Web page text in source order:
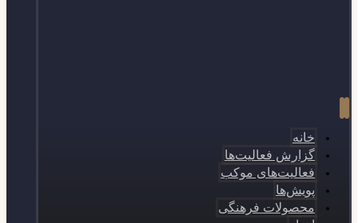
خانه
گزارش فعالیت‌ها
فعالیت‌های موکب
پویش‌ها
محصولات فرهنگی